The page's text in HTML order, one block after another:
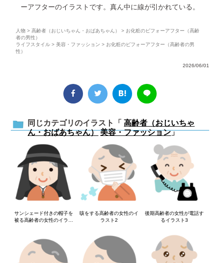
ーアフターのイラストです。真ん中に線が引かれている。
人物 > 高齢者（おじいちゃん・おばあちゃん）
> お化粧のビフォーアフター（高齢
者の男性）
ライフスタイル >美容・ファッション > お化粧のビフォーアフター（高齢者の男
性）
2026/06/01
同じカテゴリのイラスト「 高齢者（おじいちゃ
ん・おばあちゃん） 美容・ファッション」
サンシェード付きの帽子を
被る高齢者の女性のイラス
咳をする高齢者の女性のイ
ラスト2
後期高齢者の女性が電話す
るイラスト3